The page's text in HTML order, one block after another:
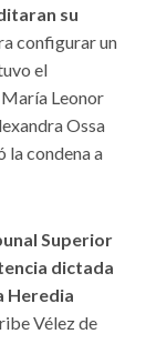
su
configurar un
el
Leonor
Ossa
la condena a
Superior
dictada
Heredia
Vélez de